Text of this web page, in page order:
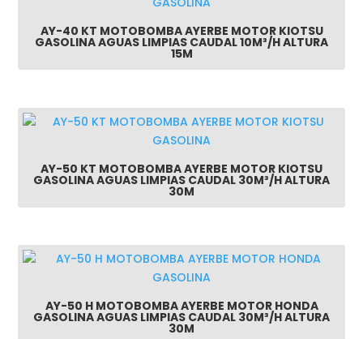
AY-40 KT MOTOBOMBA AYERBE MOTOR KIOTSU
GASOLINA AGUAS LIMPIAS CAUDAL 10M³/H ALTURA
15M
AY-50 KT MOTOBOMBA AYERBE MOTOR KIOTSU
GASOLINA AGUAS LIMPIAS CAUDAL 30M³/H ALTURA
30M
AY-50 H MOTOBOMBA AYERBE MOTOR HONDA
GASOLINA AGUAS LIMPIAS CAUDAL 30M³/H ALTURA
30M